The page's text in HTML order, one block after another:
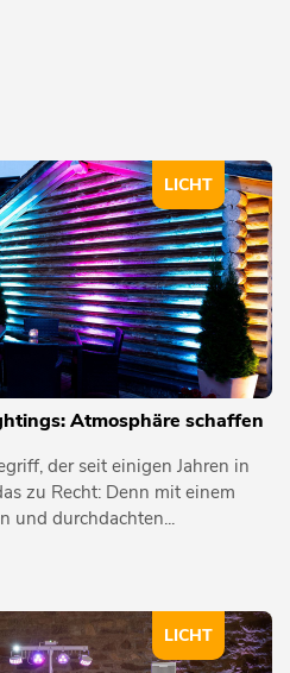
LICHT
Atmosphäre schaffen
der seit einigen Jahren in
zu Recht: Denn mit einem
und durchdachten...
LICHT